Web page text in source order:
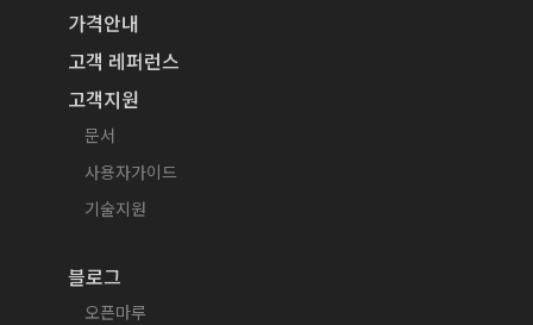
가격안내
고객 레퍼런스
고객지원
문서
사용자가이드
기술지원
블로그
오픈마루